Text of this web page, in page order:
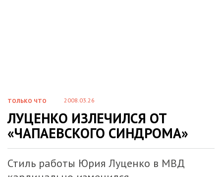
ТОЛЬКО ЧТО 2008.03.26
ЛУЦЕНКО ИЗЛЕЧИЛСЯ ОТ
«ЧАПАЕВСКОГО СИНДРОМА»
Стиль работы Юрия Луценко в МВД